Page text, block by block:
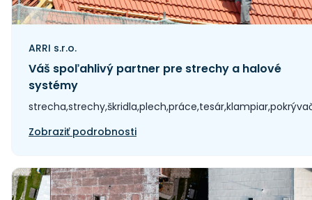
ARRI s.r.o.
Váš spoľahlivý partner pre strechy a halové
systémy
Zobraziť podrobnosti